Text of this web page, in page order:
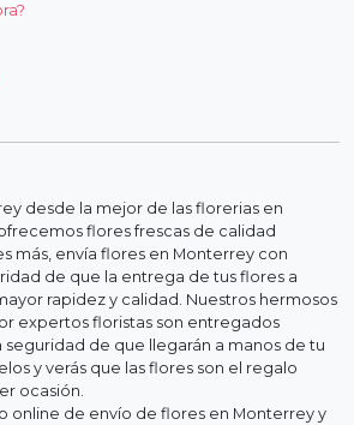
desde la mejor de las florerias en
flores frescas de calidad
más, envía flores en Monterrey con
de que la entrega de tus flores a
rapidez y calidad. Nuestros hermosos
expertos floristas son entregados
de que llegarán a manos de tu
y verás que las flores son el regalo
ocasión.
online de envío de flores en Monterrey y